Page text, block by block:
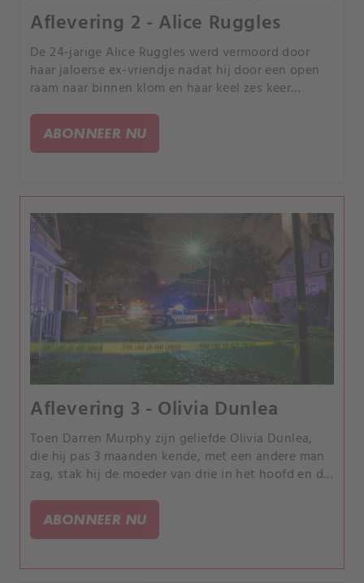
Aflevering 2 - Alice Ruggles
De 24-jarige Alice Ruggles werd vermoord door
haar jaloerse ex-vriendje nadat hij door een open
raam naar binnen klom en haar keel zes keer
ABONNEER NU
Aflevering 3 - Olivia Dunlea
Toen Darren Murphy zijn geliefde Olivia Dunlea,
die hij pas 3 maanden kende, met een andere man
zag, stak hij de moeder van drie in het hoofd en de
ABONNEER NU